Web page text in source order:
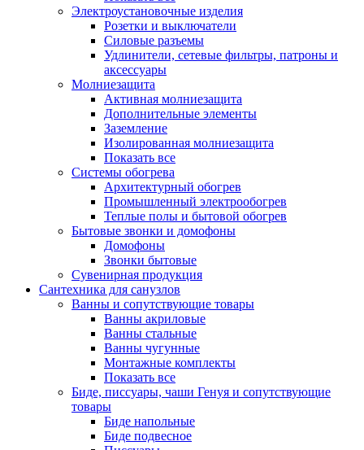
Электроустановочные изделия
Розетки и выключатели
Силовые разъемы
Удлинители, сетевые фильтры, патроны и
аксессуары
Молниезащита
Активная молниезащита
Дополнительные элементы
Заземление
Изолированная молниезащита
Показать все
Системы обогрева
Архитектурный обогрев
Промышленный электрообогрев
Теплые полы и бытовой обогрев
Бытовые звонки и домофоны
Домофоны
Звонки бытовые
Сувенирная продукция
Сантехника для санузлов
Ванны и сопутствующие товары
Ванны акриловые
Ванны стальные
Ванны чугунные
Монтажные комплекты
Показать все
Биде, писсуары, чаши Генуя и сопутствующие
товары
Биде напольные
Биде подвесное